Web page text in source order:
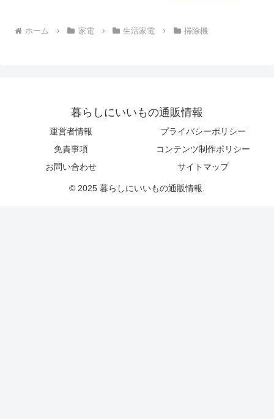
ホーム 家電 生活家電 掃除機
暮らしにいいもの通販情報
運営者情報
プライバシーポリシー
免責事項
コンテンツ制作ポリシー
お問い合わせ
サイトマップ
© 2025 暮らしにいいもの通販情報.